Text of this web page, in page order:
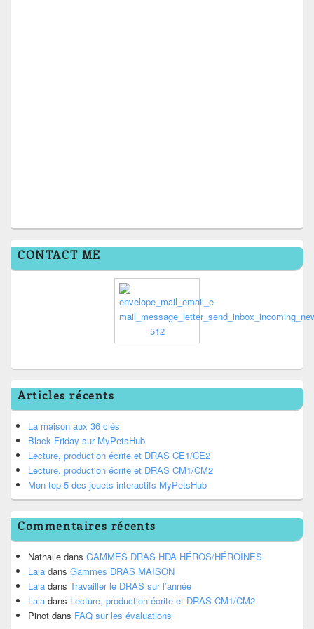
CONTACT ME
Articles récents
La maison aux 36 clés
Black Friday sur MyPetsHub
Lecture, production écrite et DRAS CE1/CE2
Lecture, production écrite et DRAS CM1/CM2
Mon top 5 des jouets interactifs MyPetsHub
Commentaires récents
Nathalie dans GAMMES DRAS HDA HÉROS/HÉROÏNES
Lala dans Gammes DRAS MAISON
Lala dans Travailler le DRAS sur l’année
Lala dans Lecture, production écrite et DRAS CM1/CM2
Pinot dans FAQ sur les évaluations